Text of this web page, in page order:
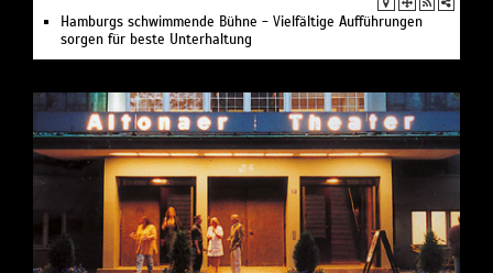
Hamburgs schwimmende Bühne - Vielfältige Aufführungen
sorgen für beste Unterhaltung